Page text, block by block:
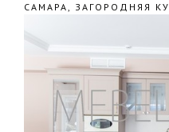
САМАРА, ЗАГОРОДНЯЯ